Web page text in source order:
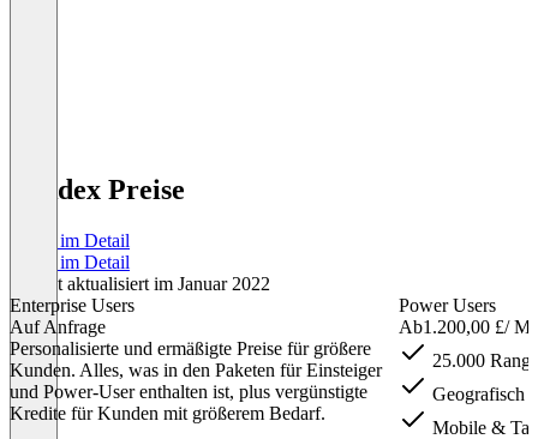
linkdex Preise
Preise im Detail
Preise im Detail
Zuletzt aktualisiert im Januar 2022
Enterprise Users
Auf Anfrage
Personalisierte und ermäßigte Preise für größere
Kunden. Alles, was in den Paketen für Einsteiger
und Power-User enthalten ist, plus vergünstigte
Kredite für Kunden mit größerem Bedarf.
Power Users
Ab1.200,00 £/
25.000
Geografisch
Mobile &